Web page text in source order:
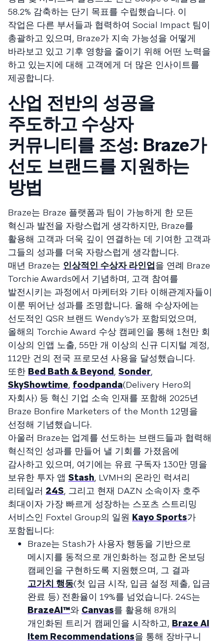
58.2% 감축하는 단기 목표를 수립했습니다. 이
작업은 다른 부서들과 협력하여 Social Impact 팀이
총괄하고 있으며, Braze가 지속 가능성을 어떻게
바라보고 있고 기후 영향을 줄이기 위해 어떤 노력을
하고 있는지에 대해 고객에게 더 많은 인사이트를
제공합니다.
산업 전반의 성공을
주도하고 수상자
커뮤니티를 조성: Braze가
선도 브랜드를 지원하는
방법
Braze는 Braze 플랫폼과 팀이 가능하게 한 모든
혁신과 발전을 자랑스럽게 생각하지만, Braze를
활용해 고객과 더욱 깊이 연결하는 데 기여한 고객과
그들의 성과를 더욱 자랑스럽게 생각합니다.
매년 Braze는 인상적인 수상자 라인업을 연례 Braze
Torchie Awards에서 기념하며, 고객 참여를
발전시키는 과정에서 마케터와 기타 이해관계자들이
이룬 뛰어난 성과를 조명합니다. 올해 수상자에는
선도적인 QSR 브랜드 Wendy’s가 포함되었으며,
올해의 Torchie Award 수상 캠페인을 통해 1천만 회
이상의 인앱 노출, 55만 개 이상의 신규 디지털 계정,
112만 건의 전국 프로모션 사용을 달성했습니다.
또한 Bed Bath & Beyond, Sonder,
SkyShowtime, foodpanda(Delivery Hero의
자회사) 등 혁신 기업 소속 인재를 포함해 2025년
Braze Bonfire Marketers of the Month 12명을
선정해 기념했습니다.
아울러 Braze는 업계를 선도하는 브랜드들과 협력해
혁신적인 성과를 만들어 낼 기회를 가졌음에
감사하고 있으며, 여기에는 유료 구독자 130만 명을
보유한 투자 앱 Stash, LVMH의 온라인 럭셔리
리테일러 24S, 그리고 현재 DAZN 소속이자 호주
최대이자 가장 빠르게 성장하는 스포츠 스트리밍
서비스인 Foxtel Group의 일원 Kayo Sports가
포함됩니다:
Braze는 Stash가 사용자 행동을 기반으로
메시지를 동적으로 개인화하는 정교한 온보딩
캠페인을 구현하도록 지원했으며, 그 결과
고가치 행동(첫 입금 시작, 입금 설정 제출, 입금
완료 등) 전환율이 19%를 넘었습니다. 24S는
BrazeAI™와 Canvas를 활용해 8개의
개인화된 트리거 캠페인을 시작하고, Braze AI
Item Recommendations을 통해 장바구니